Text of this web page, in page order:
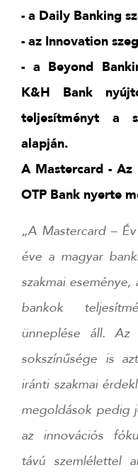
- a Daily Banking
- az Innovation
- a Beyond
K&H Bank
teljesítményt a
alapján.
A Mastercard -
OTP Bank nyerte
„A Mastercard –
éve a magyar
szakmai
bankok
ünneplése áll. Az
sokszínűsége is
iránti szakmai
megoldások pedig
az innovációs
távú szemlélettel